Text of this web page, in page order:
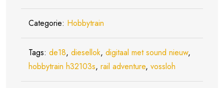
Categorie: Hobbytrain
Tags: de18, diesellok, digitaal met sound nieuw,
hobbytrain h32103s, rail adventure, vossloh